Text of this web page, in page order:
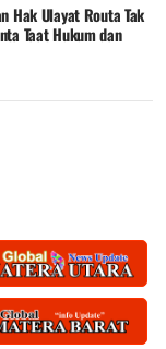
Hak Ulayat Routa Tak
Taat Hukum dan